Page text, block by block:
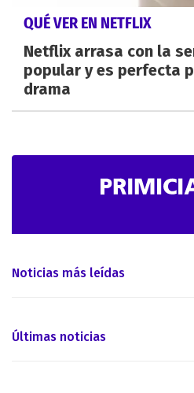
QUÉ VER EN NETFLIX
Netflix arrasa con la
popular y es perfecta
drama
Noticias más leídas
Últimas noticias